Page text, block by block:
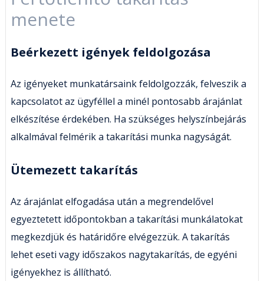
menete
Beérkezett igények feldolgozása
Az igényeket munkatársaink feldolgozzák, felveszik a
kapcsolatot az ügyféllel a minél pontosabb árajánlat
elkészítése érdekében. Ha szükséges helyszínbejárás
alkalmával felmérik a takarítási munka nagyságát.
Ütemezett takarítás
Az árajánlat elfogadása után a megrendelővel
egyeztetett időpontokban a takarítási munkálatokat
megkezdjük és határidőre elvégezzük. A takarítás
lehet eseti vagy időszakos nagytakarítás, de egyéni
igényekhez is állítható.